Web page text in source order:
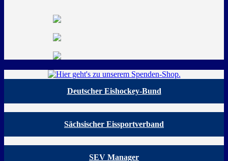
Deutscher Eishockey-Bund
Sächsischer Eissportverband
SEV Manager